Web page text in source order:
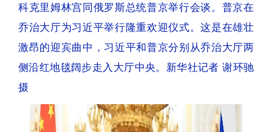
科克里姆林宫同俄罗斯总统普京举行会谈。普京在
乔治大厅为习近平举行隆重欢迎仪式。这是在雄壮
激昂的迎宾曲中，习近平和普京分别从乔治大厅两
侧沿红地毯阔步走入大厅中央。新华社记者 谢环驰
摄